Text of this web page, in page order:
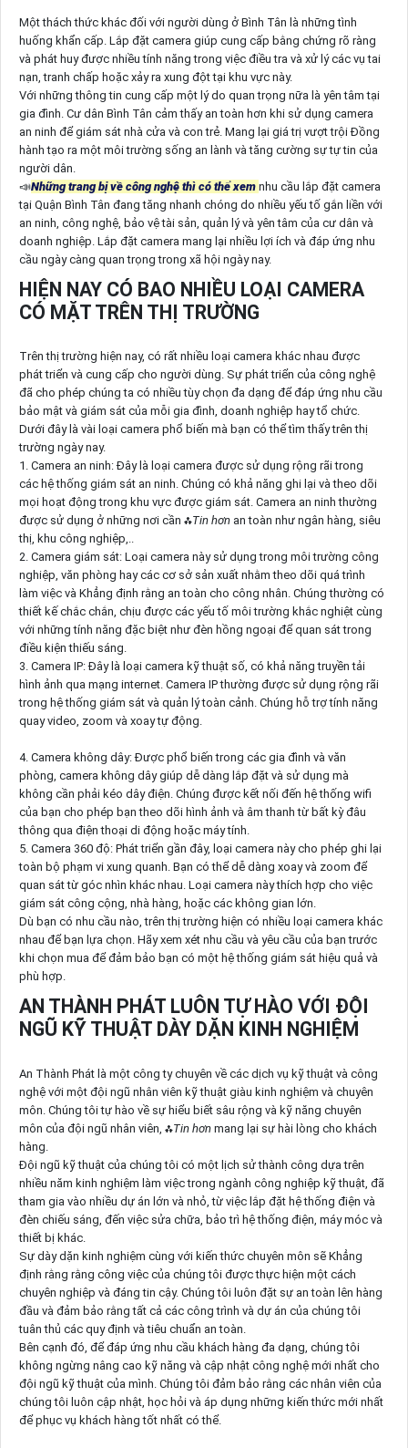
Một thách thức khác đối với người dùng ở Bình Tân là những tình
huống khẩn cấp. Lắp đặt camera giúp cung cấp bằng chứng rõ ràng
và phát huy được nhiều tính năng trong việc điều tra và xử lý các vụ tai
nạn, tranh chấp hoặc xảy ra xung đột tại khu vực này.
Với những thông tin cung cấp một lý do quan trọng nữa là yên tâm tại
gia đình. Cư dân Bình Tân cảm thấy an toàn hơn khi sử dụng camera
an ninh để giám sát nhà cửa và con trẻ. Mang lại giá trị vượt trội Đồng
hành tạo ra một môi trường sống an lành và tăng cường sự tự tin của
người dân.
📣Những trang bị về công nghệ thì có thể xem nhu cầu lắp đặt camera
tại Quận Bình Tân đang tăng nhanh chóng do nhiều yếu tố gắn liền với
an ninh, công nghệ, bảo vệ tài sản, quản lý và yên tâm của cư dân và
doanh nghiệp. Lắp đặt camera mang lại nhiều lợi ích và đáp ứng nhu
cầu ngày càng quan trọng trong xã hội ngày nay.
HIỆN NAY CÓ BAO NHIỀU LOẠI CAMERA
CÓ MẶT TRÊN THỊ TRƯỜNG
Trên thị trường hiện nay, có rất nhiều loại camera khác nhau được
phát triển và cung cấp cho người dùng. Sự phát triển của công nghệ
đã cho phép chúng ta có nhiều tùy chọn đa dạng để đáp ứng nhu cầu
bảo mật và giám sát của mỗi gia đình, doanh nghiệp hay tổ chức.
Dưới đây là vài loại camera phổ biến mà bạn có thể tìm thấy trên thị
trường ngày nay.
1. Camera an ninh: Đây là loại camera được sử dụng rộng rãi trong
các hệ thống giám sát an ninh. Chúng có khả năng ghi lại và theo dõi
mọi hoạt động trong khu vực được giám sát. Camera an ninh thường
được sử dụng ở những nơi cần ⁂Tin hơnan toàn như ngân hàng, siêu
thị, khu công nghiệp,..
2. Camera giám sát: Loại camera này sử dụng trong môi trường công
nghiệp, văn phòng hay các cơ sở sản xuất nhằm theo dõi quá trình
làm việc và Khẳng định rằng an toàn cho công nhân. Chúng thường có
thiết kế chắc chắn, chịu được các yếu tố môi trường khắc nghiệt cùng
với những tính năng đặc biệt như đèn hồng ngoại để quan sát trong
điều kiện thiếu sáng.
3. Camera IP: Đây là loại camera kỹ thuật số, có khả năng truyền tải
hình ảnh qua mạng internet. Camera IP thường được sử dụng rộng rãi
trong hệ thống giám sát và quản lý toàn cảnh. Chúng hỗ trợ tính năng
quay video, zoom và xoay tự động.
4. Camera không dây: Được phổ biến trong các gia đình và văn
phòng, camera không dây giúp dễ dàng lắp đặt và sử dụng mà
không cần phải kéo dây điện. Chúng được kết nối đến hệ thống wifi
của bạn cho phép bạn theo dõi hình ảnh và âm thanh từ bất kỳ đâu
thông qua điện thoại di động hoặc máy tính.
5. Camera 360 độ: Phát triển gần đây, loại camera này cho phép ghi lại
toàn bộ phạm vi xung quanh. Bạn có thể dễ dàng xoay và zoom để
quan sát từ góc nhìn khác nhau. Loại camera này thích hợp cho việc
giám sát công cộng, nhà hàng, hoặc các không gian lớn.
Dù bạn có nhu cầu nào, trên thị trường hiện có nhiều loại camera khác
nhau để bạn lựa chọn. Hãy xem xét nhu cầu và yêu cầu của bạn trước
khi chọn mua để đảm bảo bạn có một hệ thống giám sát hiệu quả và
phù hợp.
AN THÀNH PHÁT LUÔN TỰ HÀO VỚI ĐỘI
NGŨ KỸ THUẬT DÀY DẶN KINH NGHIỆM
An Thành Phát là một công ty chuyên về các dịch vụ kỹ thuật và công
nghệ với một đội ngũ nhân viên kỹ thuật giàu kinh nghiệm và chuyên
môn. Chúng tôi tự hào về sự hiểu biết sâu rộng và kỹ năng chuyên
môn của đội ngũ nhân viên, ⁂Tin hơnmang lại sự hài lòng cho khách
hàng.
Đội ngũ kỹ thuật của chúng tôi có một lịch sử thành công dựa trên
nhiều năm kinh nghiệm làm việc trong ngành công nghiệp kỹ thuật, đã
tham gia vào nhiều dự án lớn và nhỏ, từ việc lắp đặt hệ thống điện và
đèn chiếu sáng, đến việc sửa chữa, bảo trì hệ thống điện, máy móc và
thiết bị khác.
Sự dày dặn kinh nghiệm cùng với kiến thức chuyên môn sẽ Khẳng
định rằng rằng công việc của chúng tôi được thực hiện một cách
chuyên nghiệp và đáng tin cậy. Chúng tôi luôn đặt sự an toàn lên hàng
đầu và đảm bảo rằng tất cả các công trình và dự án của chúng tôi
tuân thủ các quy định và tiêu chuẩn an toàn.
Bên cạnh đó, để đáp ứng nhu cầu khách hàng đa dạng, chúng tôi
không ngừng nâng cao kỹ năng và cập nhật công nghệ mới nhất cho
đội ngũ kỹ thuật của mình. Chúng tôi đảm bảo rằng các nhân viên của
chúng tôi luôn cập nhật, học hỏi và áp dụng những kiến thức mới nhất
để phục vụ khách hàng tốt nhất có thể.